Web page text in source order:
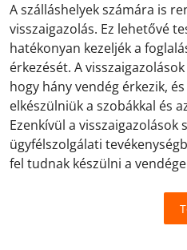
A szálláshelyek számára is
visszaigazolás. Ez lehetővé
hatékonyan kezeljék a
érkezését. A
hogy hány vendég érkezik,
elkészülniük a szobákkal és
Ezenkívül a visszaigazolások
ügyfélszolgálati
fel tudnak készülni a